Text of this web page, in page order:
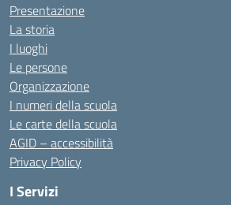
Presentazione
La storia
I luoghi
Le persone
Organizzazione
I numeri della scuola
Le carte della scuola
AGID – accessibilità
Privacy Policy
I Servizi